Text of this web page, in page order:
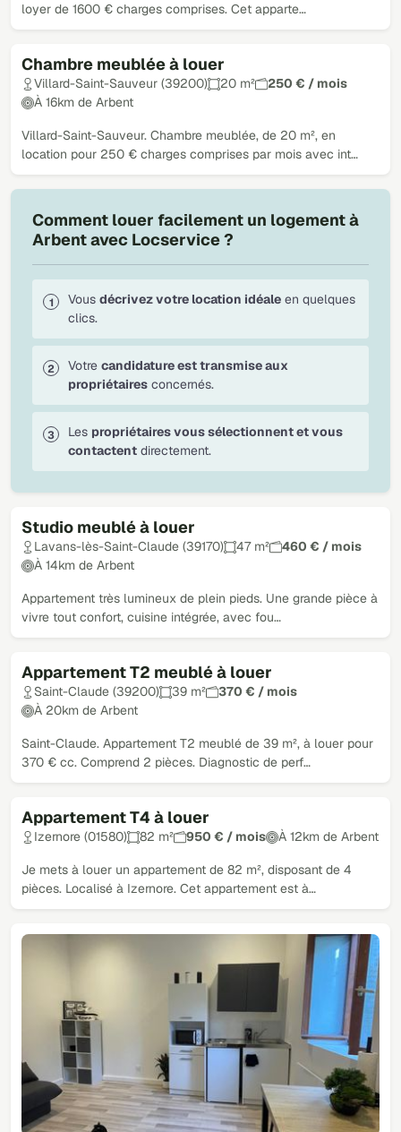
loyer de 1600 € charges comprises. Cet apparte…
Chambre meublée à louer
Villard-Saint-Sauveur (39200) 20 m²
250 € / mois
À 16km de Arbent
Villard-Saint-Sauveur. Chambre meublée, de 20 m², en
location pour 250 € charges comprises par mois avec int…
Studio meublé à louer
Lavans-lès-Saint-Claude (39170) 47 m²
460 € / mois
À 14km de Arbent
Appartement très lumineux de plein pieds. Une grande pièce à
vivre tout confort, cuisine intégrée, avec fou…
Appartement T2 meublé à louer
Saint-Claude (39200) 39 m²
370 € / mois
À 20km de Arbent
Saint-Claude. Appartement T2 meublé de 39 m², à louer pour
370 € cc. Comprend 2 pièces. Diagnostic de perf…
Appartement T4 à louer
Izernore (01580) 82 m² 950 € / mois À 12km de Arbent
Je mets à louer un appartement de 82 m², disposant de 4
pièces. Localisé à Izernore. Cet appartement est à…
Comment louer facilement un logement à
Arbent avec Locservice ?
Vous décrivez votre location idéale en quelques
clics.
Votre candidature est transmise aux
propriétaires concernés.
Les propriétaires vous sélectionnent et vous
contactent directement.